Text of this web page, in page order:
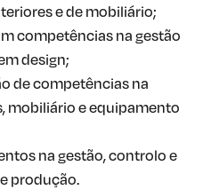
e de mobiliário;
competências na gestão
design;
de competências na
mobiliário e equipamento
na gestão, controlo e
produção.